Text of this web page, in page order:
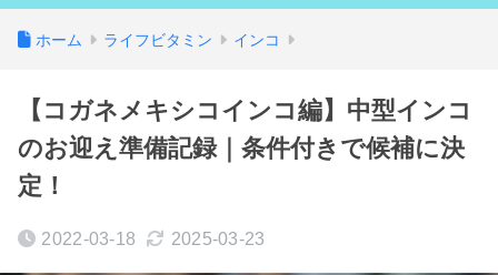
ホーム ライフビタミン インコ
【コガネメキシコインコ編】中型インコ
のお迎え準備記録｜条件付きで候補に決
定！
2022-03-18 2025-03-23